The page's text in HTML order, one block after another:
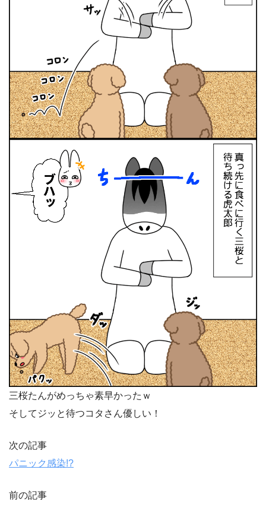
三桜たんがめっちゃ素早かったｗ
そしてジッと待つコタさん優しい！
次の記事
パニック感染!?
前の記事